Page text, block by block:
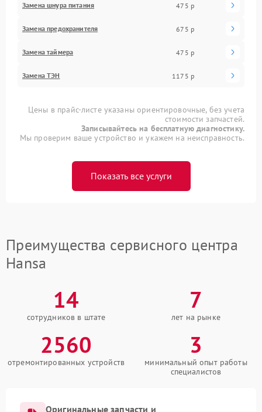
Замена шнура питания 475 р
Замена предохранителя 675 р
Замена таймера 475 р
Замена ТЭН 1175 р
Цены в прайс-листе указаны ориентировочные, без учета
стоимости запчастей.
Записывайтесь на бесплатную диагностику.
Мы проверим ваше устройство и укажем на неисправность.
Показать все услуги
Преимущества сервисного центра
Hansa
14
сотрудников в штате
7
лет на рынке
2560
отремонтированных устройств
3
минимальный опыт работы
специалистов
Оригинальные запчасти и